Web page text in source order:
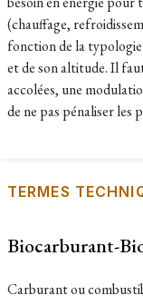
(chauffage,
fonction de la
et de son altitude. Il
accolées, une
de ne pas pénaliser les
TERMES
Biocarburant-
Carburant ou